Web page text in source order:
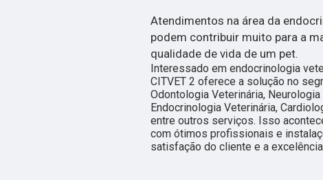
Atendimentos na área da
podem contribuir muito para a
qualidade de vida de um pet.
Interessado em endocrinologia
CITVET 2 oferece a solução no
Odontologia Veterinária,
Endocrinologia Veterinária,
entre outros serviços. Isso
com ótimos profissionais e
satisfação do cliente e a